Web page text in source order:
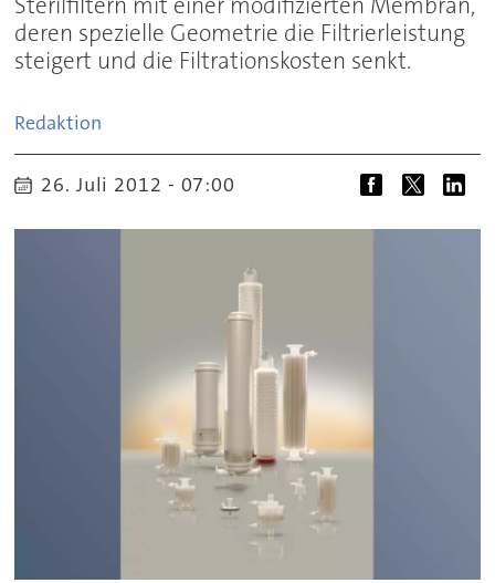
deren spezielle Geometrie die Filtrierleistung
steigert und die Filtrationskosten senkt.
Redaktion
26. Juli 2012 - 07:00